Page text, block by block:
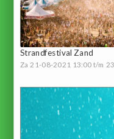
Strandfestival Zand
Za 21-08-2021 13:00 t/m